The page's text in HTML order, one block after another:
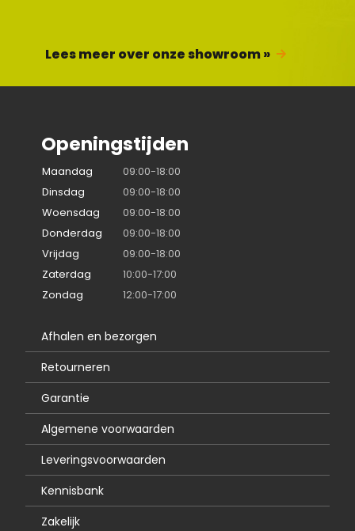
Lees meer over onze showroom »
Openingstijden
Maandag
09:00-18:00
Dinsdag
09:00-18:00
Woensdag
09:00-18:00
Donderdag
09:00-18:00
Vrijdag
09:00-18:00
Zaterdag
10:00-17:00
Zondag
12:00-17:00
Afhalen en bezorgen
Retourneren
Garantie
Algemene voorwaarden
Leveringsvoorwaarden
Kennisbank
Zakelijk